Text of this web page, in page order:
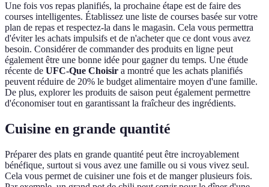
Une fois vos repas planifiés, la prochaine étape est de faire des
courses intelligentes. Établissez une liste de courses basée sur votre
plan de repas et respectez-la dans le magasin. Cela vous permettra
d'éviter les achats impulsifs et de n'acheter que ce dont vous avez
besoin. Considérer de commander des produits en ligne peut
également être une bonne idée pour gagner du temps. Une étude
récente de UFC-Que Choisir a montré que les achats planifiés
peuvent réduire de 20% le budget alimentaire moyen d'une famille.
De plus, explorer les produits de saison peut également permettre
d'économiser tout en garantissant la fraîcheur des ingrédients.
Cuisine en grande quantité
Préparer des plats en grande quantité peut être incroyablement
bénéfique, surtout si vous avez une famille ou si vous vivez seul.
Cela vous permet de cuisiner une fois et de manger plusieurs fois.